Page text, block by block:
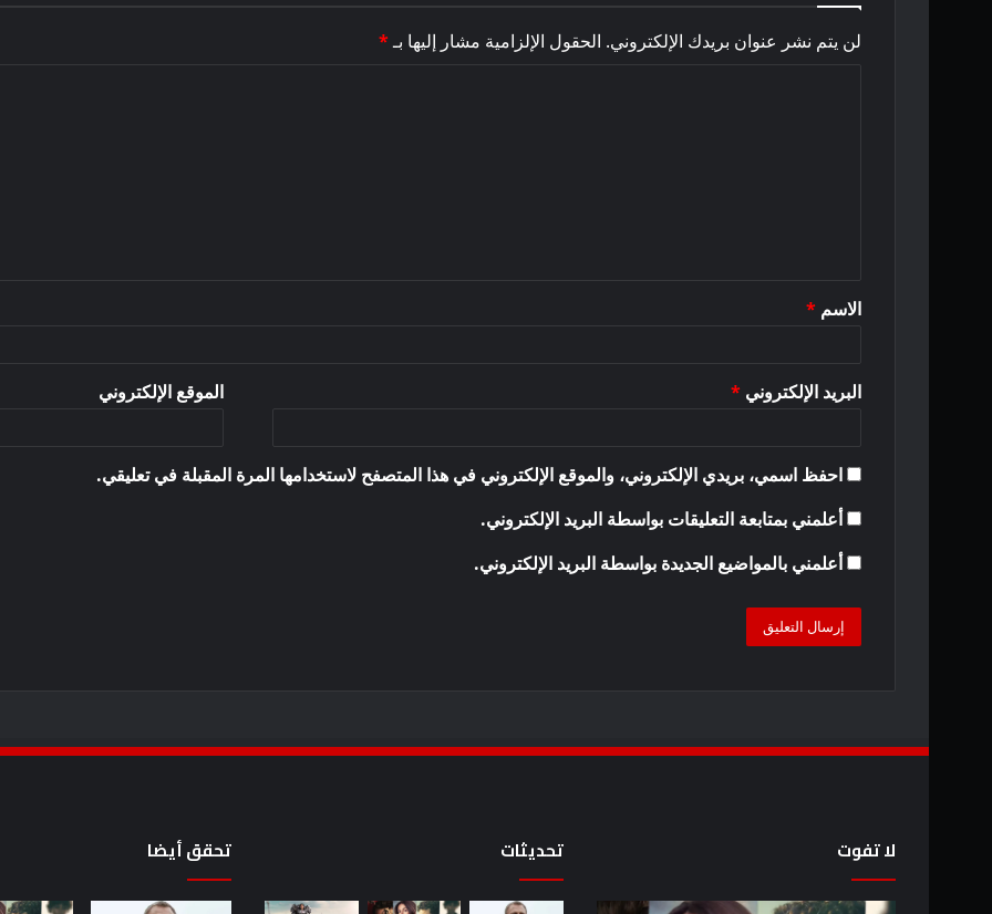
لن يتم نشر عنوان بريدك الإلكتروني. الحقول الإلزامية مشار إليها بـ*
*
الاسم *
البريد الإلكتروني * الموقع الإلكتروني
احفظ اسمي، بريدي الإلكتروني، والموقع الإلكتروني في هذا المتصفح لاستخدامها المرة المقبلة في تعليقي.
أعلمني بمتابعة التعليقات بواسطة البريد الإلكتروني.
أعلمني بالمواضيع الجديدة بواسطة البريد الإلكتروني.
لا تفوت تحديثات تحقق أيضا